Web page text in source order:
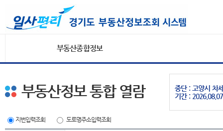
부동산종합정보
중단 : 고양시 차
기간 :
부동산정보 통합 열람
지번입력조회 도로명주소입력조회